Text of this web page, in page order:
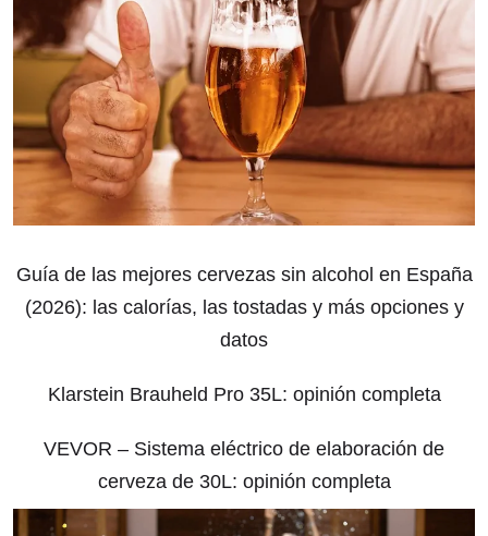
Guía de las mejores cervezas sin alcohol en España
(2026): las calorías, las tostadas y más opciones y
datos
Klarstein Brauheld Pro 35L: opinión completa
VEVOR – Sistema eléctrico de elaboración de
cerveza de 30L: opinión completa